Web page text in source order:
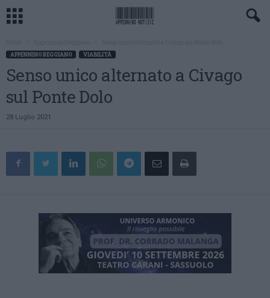
APPENNINO REGGIANO VIABILITÀ
Senso unico alternato a Civago
sul Ponte Dolo
28 Luglio 2021